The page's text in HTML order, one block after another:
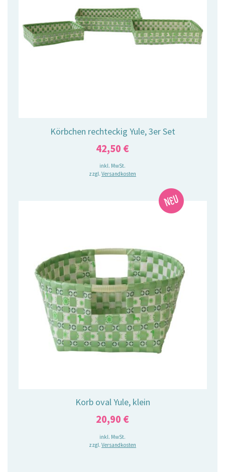
Körbchen rechteckig Yule, 3er Set
42,50 €
inkl. MwSt.
zzgl. Versandkosten
Korb oval Yule, klein
20,90 €
inkl. MwSt.
zzgl. Versandkosten